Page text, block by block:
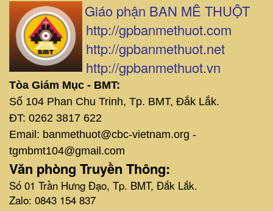
Giáo phận BAN MÊ THUỘT
http://gpbanmethuot.com
http://gpbanmethuot.net
http://gpbanmethuot.vn
Tòa Giám Mục - BMT:
Số 104 Phan Chu Trinh, Tp. BMT, Đắk Lắk.
ĐT: 0262 3817 622
Email: banmethuot@cbc-vietnam.org -
tgmbmt104@gmail.com
Văn phòng Truyền Thông:
Số 01 Trần Hưng Đạo, Tp. BMT, Đắk Lắk.
Zalo: 0843 154 837